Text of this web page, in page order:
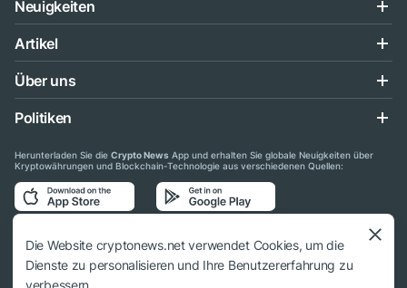
Neuigkeiten
Artikel
Über uns
Politiken
Herunterladen Sie die Crypto News App und erhalten Sie globale Neuigkeiten über
Kryptowährungen und Blockchain-Technologie aus verschiedenen Quellen:
Folgen Sie uns auf den sozialen Medien
Die Website cryptonews.net verwendet Cookies, um die
Dienste zu personalisieren und Ihre Benutzererfahrung zu
verbessern.